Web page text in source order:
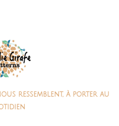
ressemblent, à porter au